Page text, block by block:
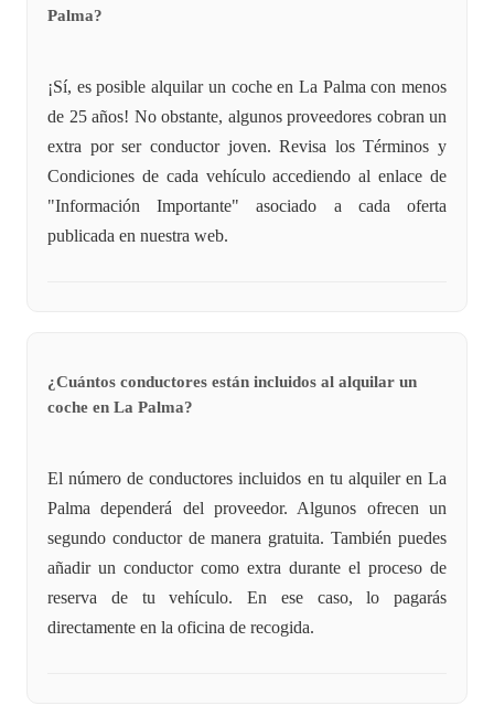
Palma?
¡Sí, es posible alquilar un coche en La Palma con menos
de 25 años! No obstante, algunos proveedores cobran un
extra por ser conductor joven. Revisa los Términos y
Condiciones de cada vehículo accediendo al enlace de
"Información Importante" asociado a cada oferta
publicada en nuestra web.
¿Cuántos conductores están incluidos al alquilar un
coche en La Palma?
El número de conductores incluidos en tu alquiler en La
Palma dependerá del proveedor. Algunos ofrecen un
segundo conductor de manera gratuita. También puedes
añadir un conductor como extra durante el proceso de
reserva de tu vehículo. En ese caso, lo pagarás
directamente en la oficina de recogida.